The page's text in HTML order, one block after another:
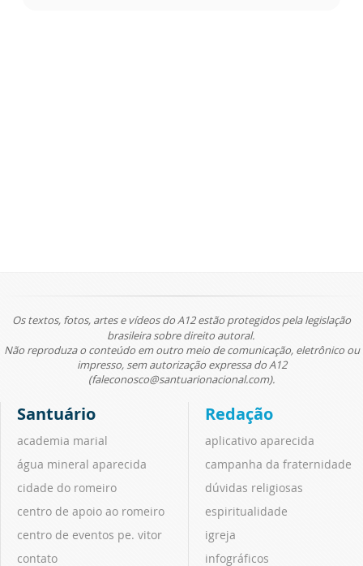
Os textos, fotos, artes e vídeos do A12 estão protegidos pela legislação
brasileira sobre direito autoral.
Não reproduza o conteúdo em outro meio de comunicação, eletrônico ou
impresso, sem autorização expressa do A12
(faleconosco@santuarionacional.com).
Santuário
academia marial
água mineral aparecida
cidade do romeiro
centro de apoio ao romeiro
centro de eventos pe. vitor
contato
Redação
aplicativo aparecida
campanha da fraternidade
dúvidas religiosas
espiritualidade
igreja
infográficos